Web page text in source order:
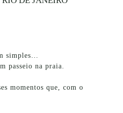
simples…
passeio na praia.
momentos que, com o